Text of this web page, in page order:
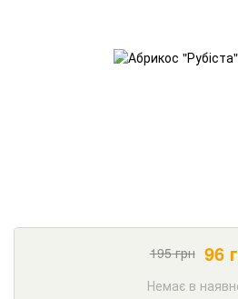
195грн 96
Немає в